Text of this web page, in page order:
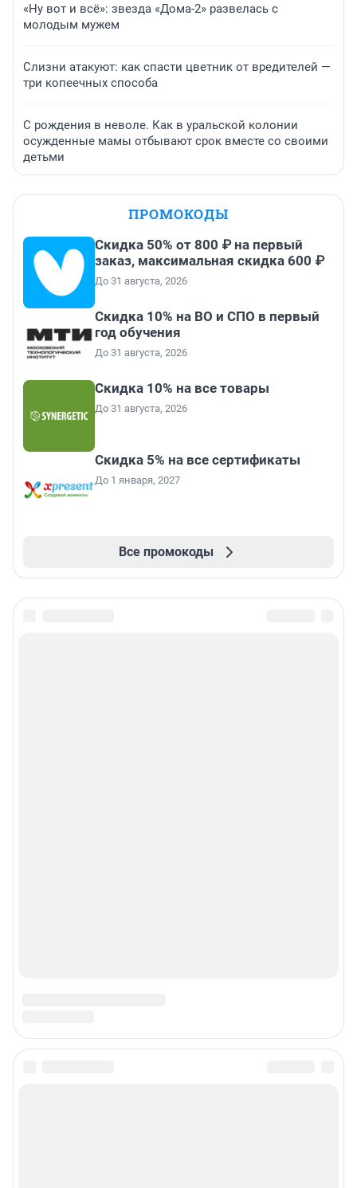
«Ну вот и всё»: звезда «Дома-2» развелась с
молодым мужем
Слизни атакуют: как спасти цветник от вредителей —
три копеечных способа
С рождения в неволе. Как в уральской колонии
осужденные мамы отбывают срок вместе со своими
детьми
ПРОМОКОДЫ
Скидка 50% от 800 ₽ на первый
заказ, максимальная скидка 600 ₽
До 31 августа, 2026
Скидка 10% на ВО и СПО в первый
год обучения
До 31 августа, 2026
Скидка 10% на все товары
До 31 августа, 2026
Скидка 5% на все сертификаты
До 1 января, 2027
Все промокоды